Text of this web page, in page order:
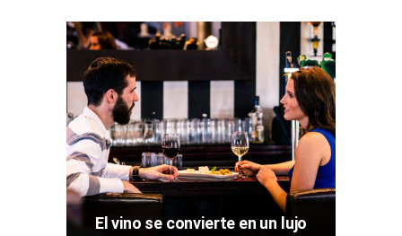
El vino se convierte en un lujo